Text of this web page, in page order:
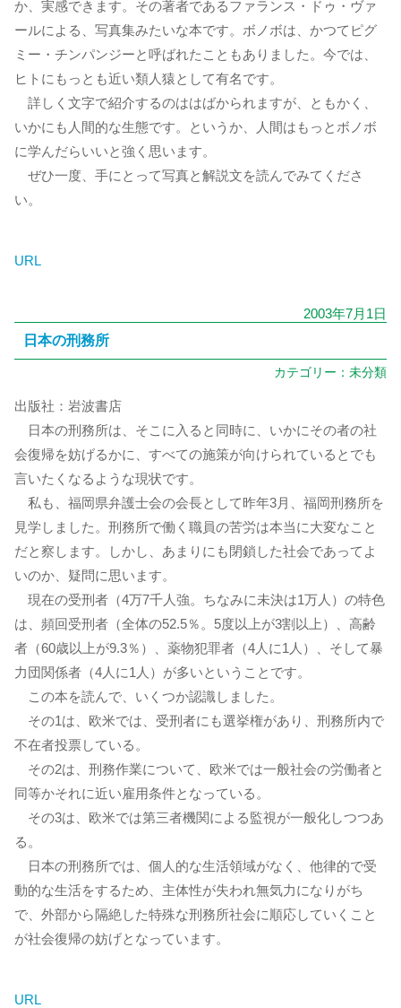
か、実感できます。その著者であるファランス・ドゥ・ヴァ
ールによる、写真集みたいな本です。ボノボは、かつてピグ
ミー・チンパンジーと呼ばれたこともありました。今では、
ヒトにもっとも近い類人猿として有名です。
詳しく文字で紹介するのははばかられますが、ともかく、
いかにも人間的な生態です。というか、人間はもっとボノボ
に学んだらいいと強く思います。
ぜひ一度、手にとって写真と解説文を読んでみてくださ
い。
URL
2003年7月1日
日本の刑務所
カテゴリー： 未分類
出版社：岩波書店
日本の刑務所は、そこに入ると同時に、いかにその者の社
会復帰を妨げるかに、すべての施策が向けられているとでも
言いたくなるような現状です。
私も、福岡県弁護士会の会長として昨年3月、福岡刑務所を
見学しました。刑務所で働く職員の苦労は本当に大変なこと
だと察します。しかし、あまりにも閉鎖した社会であってよ
いのか、疑問に思います。
現在の受刑者（4万7千人強。ちなみに未決は1万人）の特色
は、頻回受刑者（全体の52.5％。5度以上が3割以上）、高齢
者（60歳以上が9.3％）、薬物犯罪者（4人に1人）、そして暴
力団関係者（4人に1人）が多いということです。
この本を読んで、いくつか認識しました。
その1は、欧米では、受刑者にも選挙権があり、刑務所内で
不在者投票している。
その2は、刑務作業について、欧米では一般社会の労働者と
同等かそれに近い雇用条件となっている。
その3は、欧米では第三者機関による監視が一般化しつつあ
る。
日本の刑務所では、個人的な生活領域がなく、他律的で受
動的な生活をするため、主体性が失われ無気力になりがち
で、外部から隔絶した特殊な刑務所社会に順応していくこと
が社会復帰の妨げとなっています。
URL